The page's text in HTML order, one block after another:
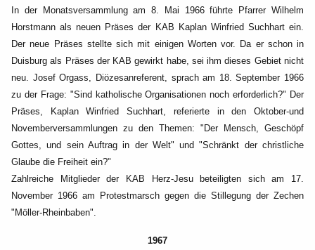
In der Monatsversammlung am 8. Mai 1966 führte Pfarrer Wilhelm
Horstmann als neuen Präses der KAB Kaplan Winfried Suchhart ein.
Der neue Präses stellte sich mit einigen Worten vor. Da er schon in
Duisburg als Präses der KAB gewirkt habe, sei ihm dieses Gebiet nicht
neu. Josef Orgass, Diözesanreferent, sprach am 18. September 1966
zu der Frage: "Sind katholischeOrganisationen noch erforderlich?" Der
Präses, Kaplan Winfried Suchhart, referierte in den Oktober-und
Novemberversammlungen zu den Themen: "Der Mensch, Geschöpf
Gottes, und sein Auftrag in der Welt" und "Schränkt der christliche
Glaube die Freiheit ein?"
Zahlreiche Mitglieder der KAB Herz-Jesu beteiligten sich am 17.
November 1966 am Protestmarsch gegen die Stillegung der Zechen
"Möller-Rheinbaben".
1967